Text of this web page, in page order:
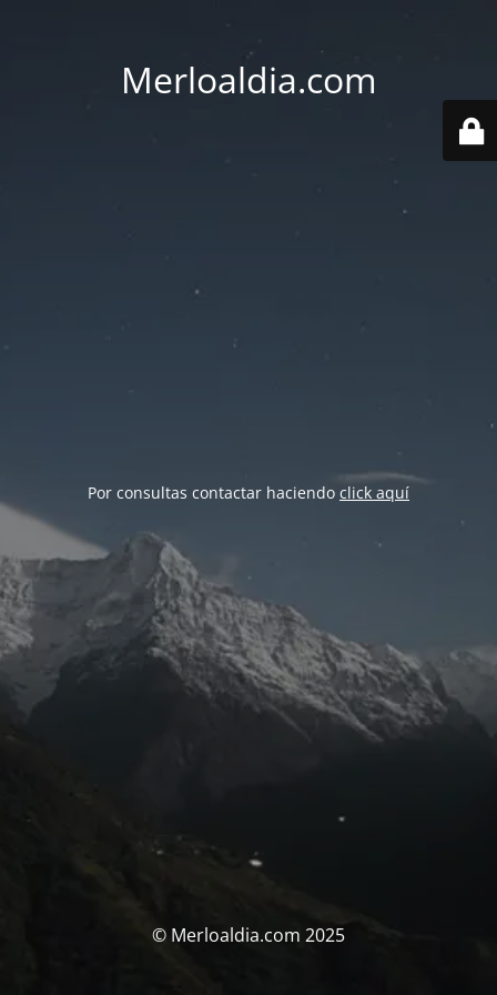
Merloaldia.com
Por consultas contactar haciendo click aquí
© Merloaldia.com 2025